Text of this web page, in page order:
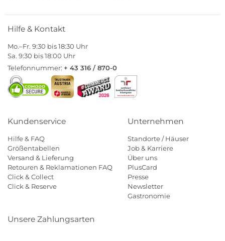
Hilfe & Kontakt
Mo.–Fr. 9:30 bis 18:30 Uhr
Sa. 9:30 bis 18:00 Uhr
Telefonnummer: + 43 316 / 870-0
Kundenservice
Hilfe & FAQ
Größentabellen
Versand & Lieferung
Retouren & Reklamationen FAQ
Click & Collect
Click & Reserve
Unternehmen
Standorte / Häuser
Job & Karriere
Über uns
PlusCard
Presse
Newsletter
Gastronomie
Unsere Zahlungsarten